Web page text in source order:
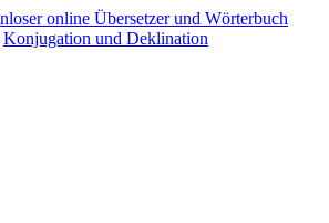
Konjugation und Deklination